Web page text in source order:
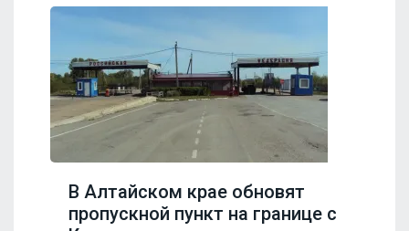
В Алтайском крае обновят
пропускной пункт на границе с